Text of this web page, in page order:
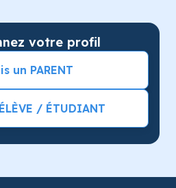
votre profil
un PARENT
/ ÉTUDIANT